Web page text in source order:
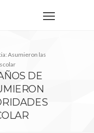
Asumieron las
DE